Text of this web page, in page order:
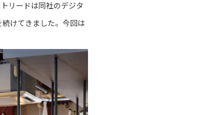
リードは同社のデジタ
けてきました。今回は